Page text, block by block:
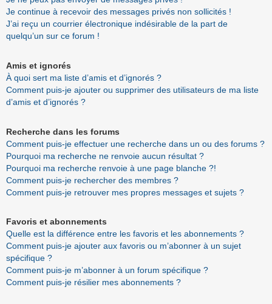
Je continue à recevoir des messages privés non sollicités !
J’ai reçu un courrier électronique indésirable de la part de
quelqu’un sur ce forum !
Amis et ignorés
À quoi sert ma liste d’amis et d’ignorés ?
Comment puis-je ajouter ou supprimer des utilisateurs de ma liste
d’amis et d’ignorés ?
Recherche dans les forums
Comment puis-je effectuer une recherche dans un ou des forums ?
Pourquoi ma recherche ne renvoie aucun résultat ?
Pourquoi ma recherche renvoie à une page blanche ?!
Comment puis-je rechercher des membres ?
Comment puis-je retrouver mes propres messages et sujets ?
Favoris et abonnements
Quelle est la différence entre les favoris et les abonnements ?
Comment puis-je ajouter aux favoris ou m’abonner à un sujet
spécifique ?
Comment puis-je m’abonner à un forum spécifique ?
Comment puis-je résilier mes abonnements ?